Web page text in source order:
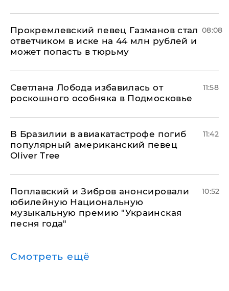
Прокремлевский певец Газманов стал
ответчиком в иске на 44 млн рублей и
может попасть в тюрьму
08:08
Светлана Лобода избавилась от
роскошного особняка в Подмосковье
11:58
В Бразилии в авиакатастрофе погиб
популярный американский певец
Oliver Tree
11:42
Поплавский и Зибров анонсировали
юбилейную Национальную
музыкальную премию "Украинская
песня года"
10:52
Смотреть ещё